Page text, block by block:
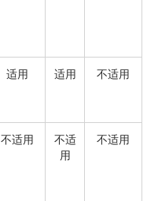
适用 适用 不适用
不适用
不适
用
不适用